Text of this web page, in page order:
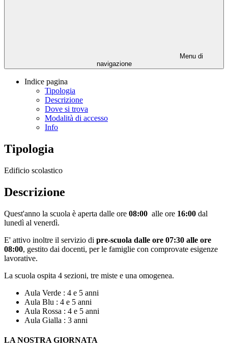
Menu di
navigazione
Indice pagina
Tipologia
Descrizione
Dove si trova
Modalità di accesso
Info
Tipologia
Edificio scolastico
Descrizione
Quest'anno la scuola è aperta dalle ore 08:00 alle ore 16:00 dal
lunedì al venerdì.
E' attivo inoltre il servizio di pre-scuola dalle ore 07:30 alle ore
08:00, gestito dai docenti, per le famiglie con comprovate esigenze
lavorative.
La scuola ospita 4 sezioni, tre miste e una omogenea.
Aula Verde : 4 e 5 anni
Aula Blu : 4 e 5 anni
Aula Rossa : 4 e 5 anni
Aula Gialla : 3 anni
LA NOSTRA GIORNATA